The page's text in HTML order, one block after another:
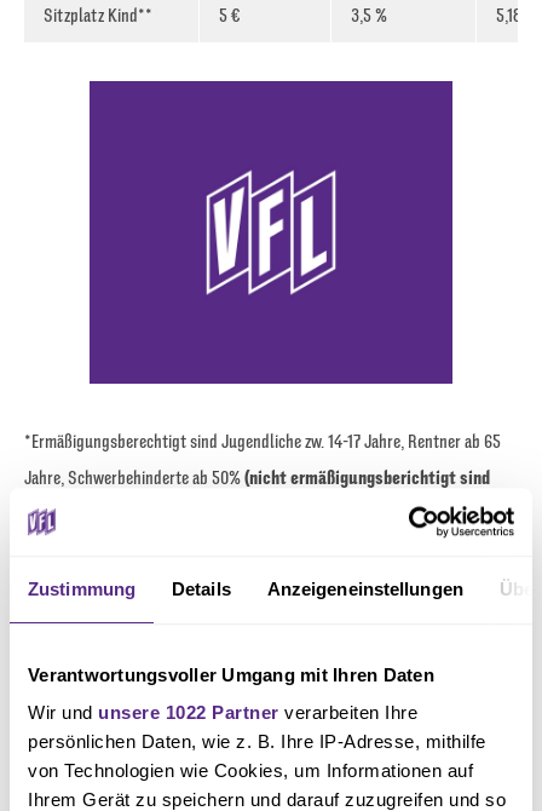
Zustimmung Details Anzeigeneinstellungen
Verantwortungsvoller Umgang mit Ihren Daten
Wir und unsere 1022 Partner verarbeiten Ihre
persönlichen Daten, wie z. B. Ihre IP-Adresse, mithilfe
von Technologien wie Cookies, um Informationen auf
Ihrem Gerät zu speichern und darauf zuzugreifen und so
Sitzplatz Kind** 5 € 3,5 % 5,18 €
*Ermäßigungsberechtigt sind Jugendliche zw. 14-17 Jahre, Rentner ab 65
Jahre, Schwerbehinderte ab 50%(nicht ermäßigungsberichtigt sind
Studierende und FSJler)
**Kinder bis einschließlich 13 Jahre
Foto: osnapix